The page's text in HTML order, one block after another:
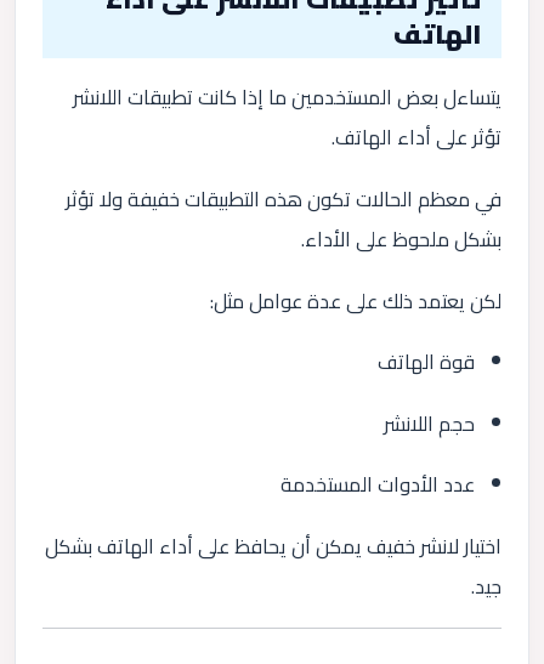
الهاتف
يتساءل بعض المستخدمين ما إذا كانت تطبيقات اللانشر
تؤثر على أداء الهاتف.
في معظم الحالات تكون هذه التطبيقات خفيفة ولا تؤثر
بشكل ملحوظ على الأداء.
لكن يعتمد ذلك على عدة عوامل مثل:
قوة الهاتف
حجم اللانشر
عدد الأدوات المستخدمة
اختيار لانشر خفيف يمكن أن يحافظ على أداء الهاتف بشكل
جيد.